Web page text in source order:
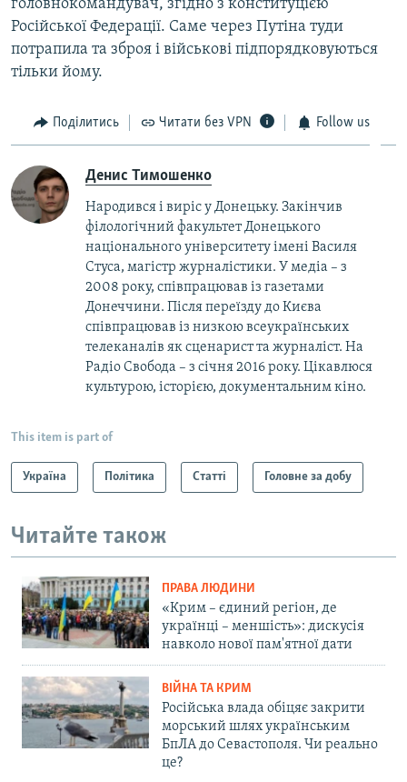
головнокомандувач, згідно з конституцією
Російської Федерації. Саме через Путіна туди
потрапила та зброя і військові підпорядковуються
тільки йому.
Поділитись Читати без VPN Follow us
Денис Тимошенко
Народився і виріс у Донецьку. Закінчив
філологічний факультет Донецького
національного університету імені Василя
Стуса, магістр журналістики. У медіа – з
2008 року, співпрацював із газетами
Донеччини. Після переїзду до Києва
співпрацював із низкою всеукраїнських
телеканалів як сценарист та журналіст. На
Радіо Свобода – з січня 2016 року. Цікавлюся
культурою, історією, документальним кіно.
This item is part of
Україна Політика Статті Головне за добу
Читайте також
ПРАВА ЛЮДИНИ
«Крим – єдиний регіон, де
українці – меншість»: дискусія
навколо нової пам'ятної дати
ВІЙНА ТА КРИМ
Російська влада обіцяє закрити
морський шлях українським
БпЛА до Севастополя. Чи реально
це?